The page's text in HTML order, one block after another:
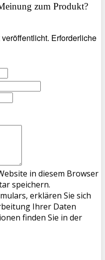
zum Produkt?
Erforderliche
in diesem Browser
speichern.
erklären Sie sich
Ihrer Daten
finden Sie in der